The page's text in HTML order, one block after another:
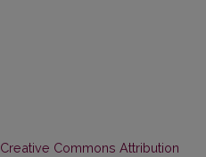
Creative Commons Attribution